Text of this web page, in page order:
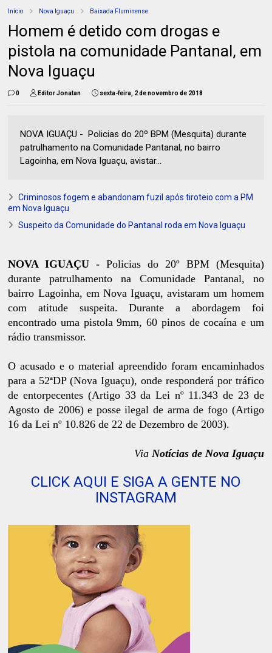
Início Nova Iguaçu Baixada Fluminense
Homem é detido com drogas e
pistola na comunidade Pantanal, em
Nova Iguaçu
0 Editor Jonatan sexta-feira, 2 de novembro de 2018
NOVA IGUAÇU - Policias do 20º BPM (Mesquita) durante
patrulhamento na Comunidade Pantanal, no bairro
Lagoinha, em Nova Iguaçu, avistar...
Criminosos fogem e abandonam fuzil após tiroteio com a PM
em Nova Iguaçu
Suspeito da Comunidade do Pantanal roda em Nova Iguaçu
NOVA IGUAÇU -Policias do 20º BPM (Mesquita)
durante patrulhamento na Comunidade Pantanal, no
bairro Lagoinha, em Nova Iguaçu, avistaram um homem
com atitude suspeita. Durante a abordagem foi
encontrado uma pistola 9mm, 60 pinos de cocaína e um
rádio transmissor.
O acusado e o material apreendido foram encaminhados
para a 52ªDP (Nova Iguaçu), onde responderá por tráfico
de entorpecentes (Artigo 33 da Lei nº 11.343 de 23 de
Agosto de 2006) e posse ilegal de arma de fogo (Artigo
16 da Lei nº 10.826 de 22 de Dezembro de 2003).
Via Notícias de Nova Iguaçu
CLICK AQUI E SIGA A GENTE NO
INSTAGRAM